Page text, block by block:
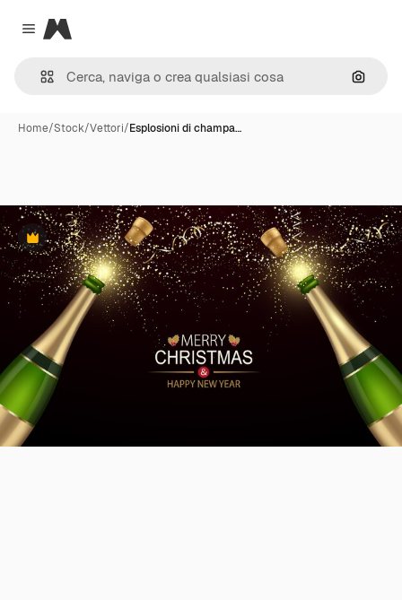
Close menu
Magnific
Cerca
Home/Stock/Vettori/Esplosioni di champa…
Premium